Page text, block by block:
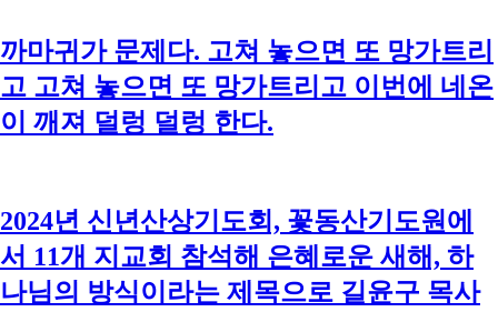
까마귀가 문제다. 고쳐 놓으면 또 망가트리
고 고쳐 놓으면 또 망가트리고 이번에 네온
이 깨져 덜렁 덜렁 한다.
2024년 신년산상기도회, 꽃동산기도원에
서 11개 지교회 참석해 은혜로운 새해, 하
나님의 방식이라는 제목으로 길윤구 목사